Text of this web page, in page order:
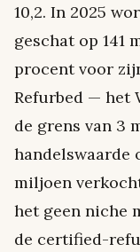
10,2. In 2025
geschat op 141
procent voor
Refurbed — het
de grens van 3
handelswaarde
miljoen
het geen niche
de certified-